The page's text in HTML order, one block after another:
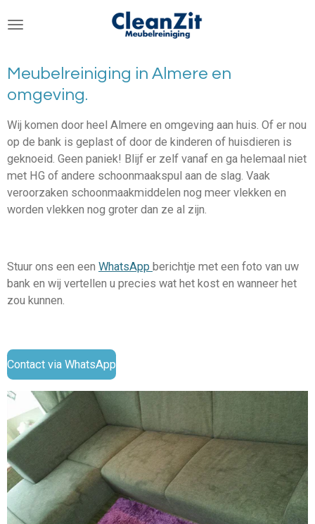
direct
de
hoofdinhoud
Meubelreiniging in Almere en
omgeving.
Wij komen door heel Almere en omgeving aan huis. Of er nou
op de bank is geplast of door de kinderen of huisdieren is
geknoeid. Geen paniek! Blijf er zelf vanaf en ga helemaal niet
met HG of andere schoonmaakspul aan de slag. Vaak
veroorzaken schoonmaakmiddelen nog meer vlekken en
worden vlekken nog groter dan ze al zijn.
Stuur ons een een WhatsApp berichtje met een foto van uw
bank en wij vertellen u precies wat het kost en wanneer het
zou kunnen.
Contact via WhatsApp